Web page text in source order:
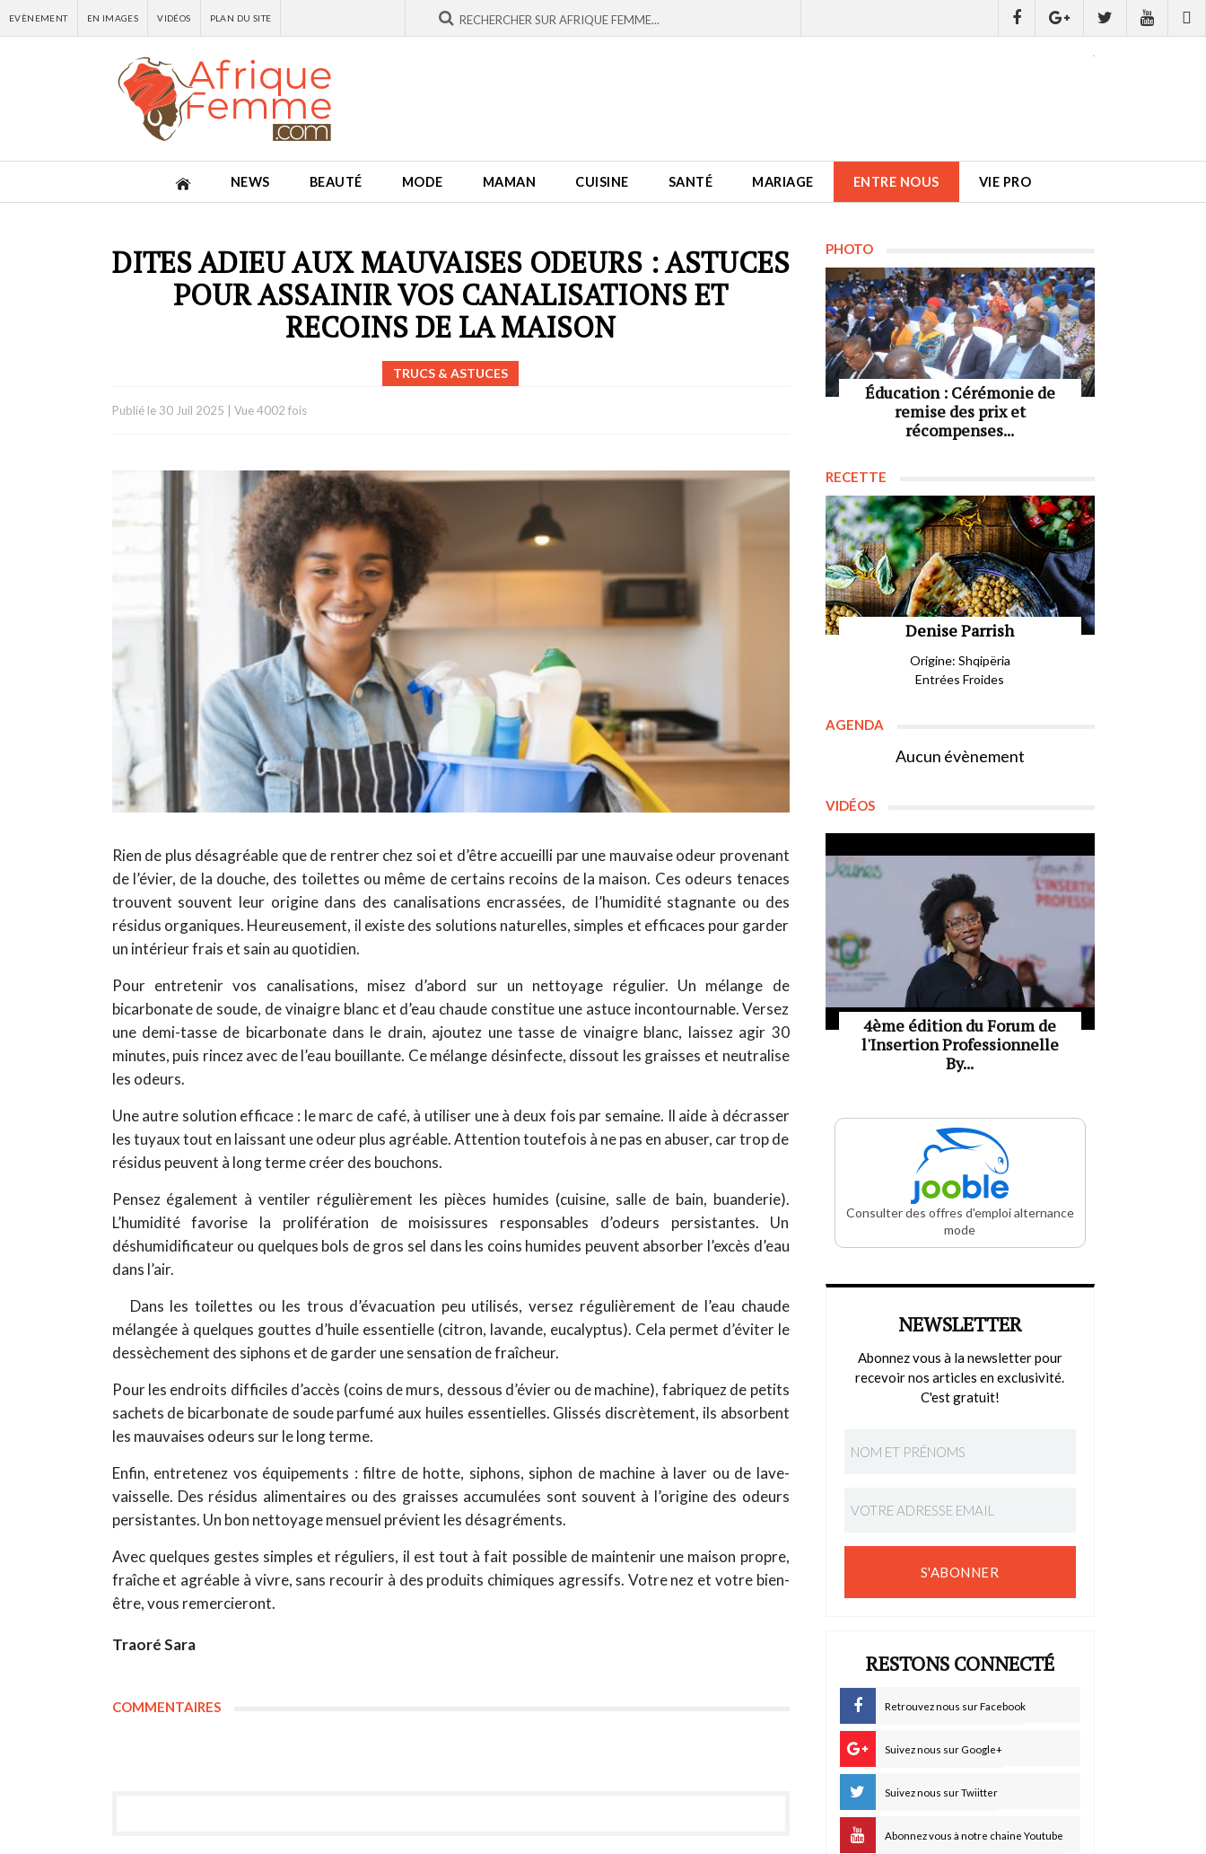
EVÈNEMENT EN IMAGES VIDÉOS PLAN DU SITE
NEWS BEAUTÉ MODE MAMAN CUISINE SANTÉ MARIAGE ENTRE NOUS VIE PRO
DITES ADIEU AUX MAUVAISES ODEURS : ASTUCES
POUR ASSAINIR VOS CANALISATIONS ET
RECOINS DE LA MAISON
TRUCS & ASTUCES
Publié le 30 Juil 2025 Vue 4002 fois
Rien de plus désagréable que de rentrer chez soi et d’être accueilli par une mauvaise odeur provenant
de l’évier, de la douche, des toilettes ou même de certains recoins de la maison. Ces odeurs tenaces
trouvent souvent leur origine dans des canalisations encrassées, de l’humidité stagnante ou des
résidus organiques. Heureusement, il existe des solutions naturelles, simples et efficaces pour garder
un intérieur frais et sain au quotidien.
Pour entretenir vos canalisations, misez d’abord sur un nettoyage régulier. Un mélange de
bicarbonate de soude, de vinaigre blanc et d’eau chaude constitue une astuce incontournable. Versez
une demi-tasse de bicarbonate dans le drain, ajoutez une tasse de vinaigre blanc, laissez agir 30
minutes, puis rincez avec de l’eau bouillante. Ce mélange désinfecte, dissout les graisses et neutralise
les odeurs.
Une autre solution efficace : le marc de café, à utiliser une à deux fois par semaine. Il aide à décrasser
les tuyaux tout en laissant une odeur plus agréable. Attention toutefois à ne pas en abuser, car trop de
résidus peuvent à long terme créer des bouchons.
Pensez également à ventiler régulièrement les pièces humides (cuisine, salle de bain, buanderie).
L’humidité favorise la prolifération de moisissures responsables d’odeurs persistantes. Un
déshumidificateur ou quelques bols de gros sel dans les coins humides peuvent absorber l’excès d’eau
dans l’air.
Dans les toilettes ou les trous d’évacuation peu utilisés, versez régulièrement de l’eau chaude
mélangée à quelques gouttes d’huile essentielle (citron, lavande, eucalyptus). Cela permet d’éviter le
dessèchement des siphons et de garder une sensation de fraîcheur.
Pour les endroits difficiles d’accès (coins de murs, dessous d’évier ou de machine), fabriquez de petits
sachets de bicarbonate de soude parfumé aux huiles essentielles. Glissés discrètement, ils absorbent
les mauvaises odeurs sur le long terme.
Enfin, entretenez vos équipements : filtre de hotte, siphons, siphon de machine à laver ou de lave-
vaisselle. Des résidus alimentaires ou des graisses accumulées sont souvent à l’origine des odeurs
persistantes. Un bon nettoyage mensuel prévient les désagréments.
Avec quelques gestes simples et réguliers, il est tout à fait possible de maintenir une maison propre,
fraîche et agréable à vivre, sans recourir à des produits chimiques agressifs. Votre nez et votre bien-
être, vous remercieront.
Traoré Sara
COMMENTAIRES
PHOTO
Éducation : Cérémonie de
remise des prix et
récompenses...
RECETTE
Denise Parrish
Origine: Shqipëria
Entrées Froides
AGENDA
Aucun évènement
VIDÉOS
4ème édition du Forum de
l'Insertion Professionnelle
By...
Consulter des offres d'emploi alternance
mode
NEWSLETTER
Abonnez vous à la newsletter pour
recevoir nos articles en exclusivité.
C'est gratuit!
S'ABONNER
RESTONS CONNECTÉ
Retrouvez nous sur Facebook
Suivez nous sur Google+
Suivez nous sur Twiitter
Abonnez vous à notre chaine Youtube